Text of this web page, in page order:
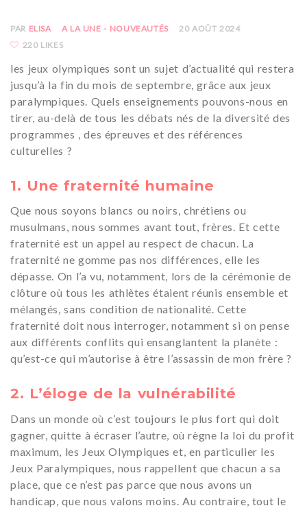
PAR ELISA A LA UNE - NOUVEAUTÉS
20 AOÛT 2024
220 LIKES
les jeux olympiques sont un sujet d’actualité qui restera
jusqu’à la fin du mois de septembre, grâce aux jeux
paralympiques. Quels enseignements pouvons-nous en
tirer, au-delà de tous les débats nés de la diversité des
programmes , des épreuves et des références
culturelles ?
1. Une fraternité humaine
Que nous soyons blancs ou noirs, chrétiens ou
musulmans, nous sommes avant tout, frères. Et cette
fraternité est un appel au respect de chacun. La
fraternité ne gomme pas nos différences, elle les
dépasse. On l’a vu, notamment, lors de la cérémonie de
clôture où tous les athlètes étaient réunis ensemble et
mélangés, sans condition de nationalité. Cette
fraternité doit nous interroger, notamment si on pense
aux différents conflits qui ensanglantent la planète :
qu’est-ce qui m’autorise à être l’assassin de mon frère ?
2. L’éloge de la vulnérabilité
Dans un monde où c’est toujours le plus fort qui doit
gagner, quitte à écraser l’autre, où règne la loi du profit
maximum, les Jeux Olympiques et, en particulier les
Jeux Paralympiques, nous rappellent que chacun a sa
place, que ce n’est pas parce que nous avons un
handicap, que nous valons moins. Au contraire, tout le